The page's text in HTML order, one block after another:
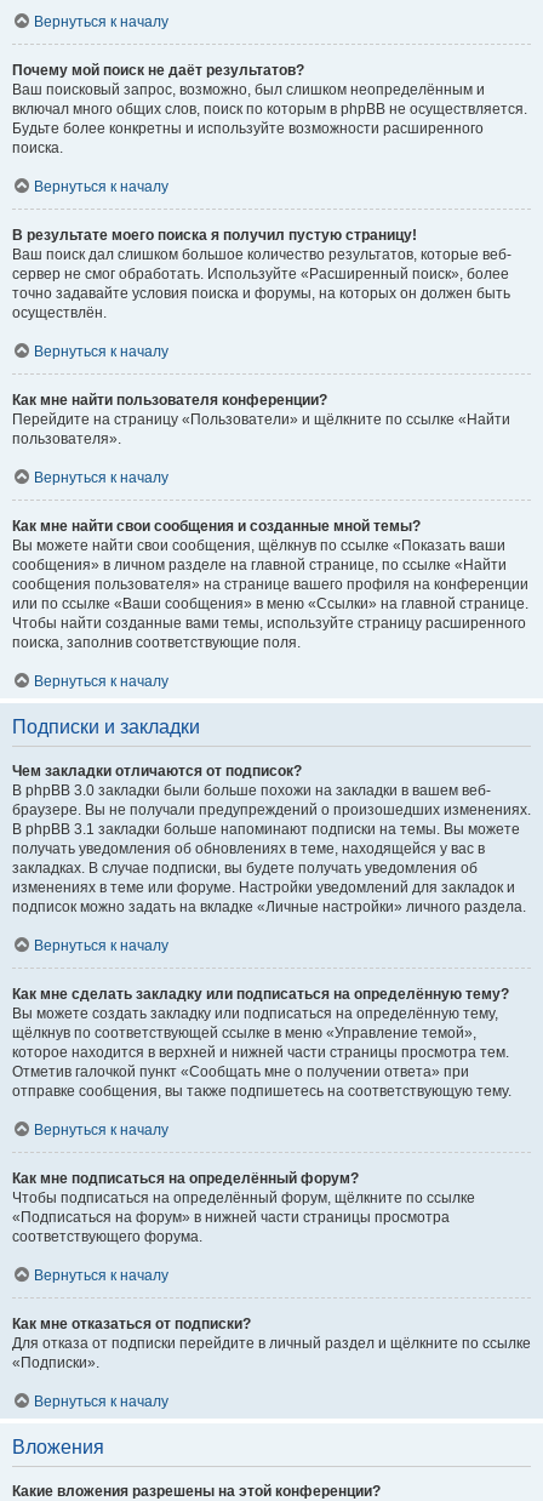
Вернуться к началу
Почему мой поиск не даёт результатов?
Ваш поисковый запрос, возможно, был слишком неопределённым и
включал много общих слов, поиск по которым в phpBB не осуществляется.
Будьте более конкретны и используйте возможности расширенного
поиска.
Вернуться к началу
В результате моего поиска я получил пустую страницу!
Ваш поиск дал слишком большое количество результатов, которые веб-
сервер не смог обработать. Используйте «Расширенный поиск», более
точно задавайте условия поиска и форумы, на которых он должен быть
осуществлён.
Вернуться к началу
Как мне найти пользователя конференции?
Перейдите на страницу «Пользователи» и щёлкните по ссылке «Найти
пользователя».
Вернуться к началу
Как мне найти свои сообщения и созданные мной темы?
Вы можете найти свои сообщения, щёлкнув по ссылке «Показать ваши
сообщения» в личном разделе на главной странице, по ссылке «Найти
сообщения пользователя» на странице вашего профиля на конференции
или по ссылке «Ваши сообщения» в меню «Ссылки» на главной странице.
Чтобы найти созданные вами темы, используйте страницу расширенного
поиска, заполнив соответствующие поля.
Вернуться к началу
Подписки и закладки
Чем закладки отличаются от подписок?
В phpBB 3.0 закладки были больше похожи на закладки в вашем веб-
браузере. Вы не получали предупреждений о произошедших изменениях.
В phpBB 3.1 закладки больше напоминают подписки на темы. Вы можете
получать уведомления об обновлениях в теме, находящейся у вас в
закладках. В случае подписки, вы будете получать уведомления об
изменениях в теме или форуме. Настройки уведомлений для закладок и
подписок можно задать на вкладке «Личные настройки» личного раздела.
Вернуться к началу
Как мне сделать закладку или подписаться на определённую тему?
Вы можете создать закладку или подписаться на определённую тему,
щёлкнув по соответствующей ссылке в меню «Управление темой»,
которое находится в верхней и нижней части страницы просмотра тем.
Отметив галочкой пункт «Сообщать мне о получении ответа» при
отправке сообщения, вы также подпишетесь на соответствующую тему.
Вернуться к началу
Как мне подписаться на определённый форум?
Чтобы подписаться на определённый форум, щёлкните по ссылке
«Подписаться на форум» в нижней части страницы просмотра
соответствующего форума.
Вернуться к началу
Как мне отказаться от подписки?
Для отказа от подписки перейдите в личный раздел и щёлкните по ссылке
«Подписки».
Вернуться к началу
Вложения
Какие вложения разрешены на этой конференции?